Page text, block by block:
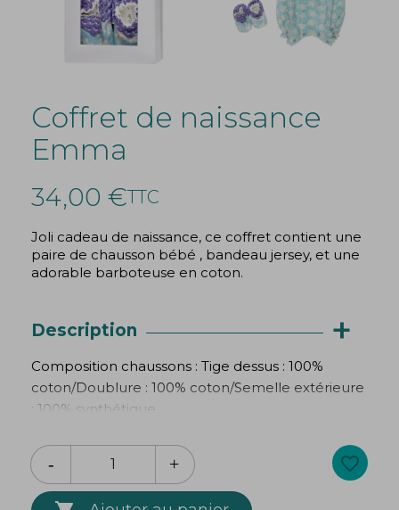
Coffret de naissance
Emma
34,00 €TTC
Joli cadeau de naissance, ce coffret contient une
paire de chausson bébé , bandeau jersey, et une
adorable barboteuse en coton.
Description +
Composition chaussons : Tige dessus : 100%
coton/Doublure : 100% coton/Semelle extérieure
: 100% synthétique
Composition bavoir-bandana: 100% coton
Composition barboteuse : 100% coton
favorite_border